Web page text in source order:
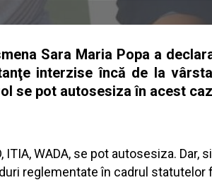
Sara Maria Popa a
interzise încă de la
se pot autosesiza în acest
ITIA, WADA, se pot autosesiza.
reglementate în cadrul statutelor